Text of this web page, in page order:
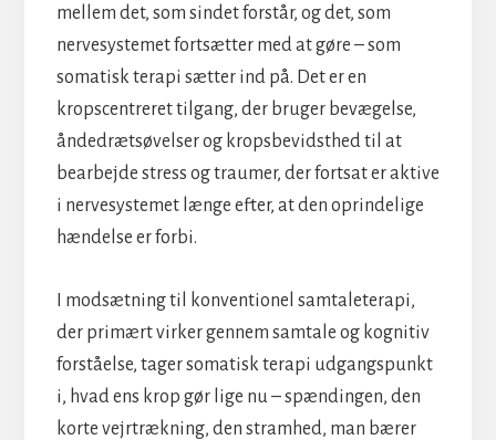
mellem det, som sindet forstår, og det, som
nervesystemet fortsætter med at gøre – som
somatisk terapi sætter ind på. Det er en
kropscentreret tilgang, der bruger bevægelse,
åndedrætsøvelser og kropsbevidsthed til at
bearbejde stress og traumer, der fortsat er aktive
i nervesystemet længe efter, at den oprindelige
hændelse er forbi.
I modsætning til konventionel samtaleterapi,
der primært virker gennem samtale og kognitiv
forståelse, tager somatisk terapi udgangspunkt
i, hvad ens krop gør lige nu – spændingen, den
korte vejrtrækning, den stramhed, man bærer